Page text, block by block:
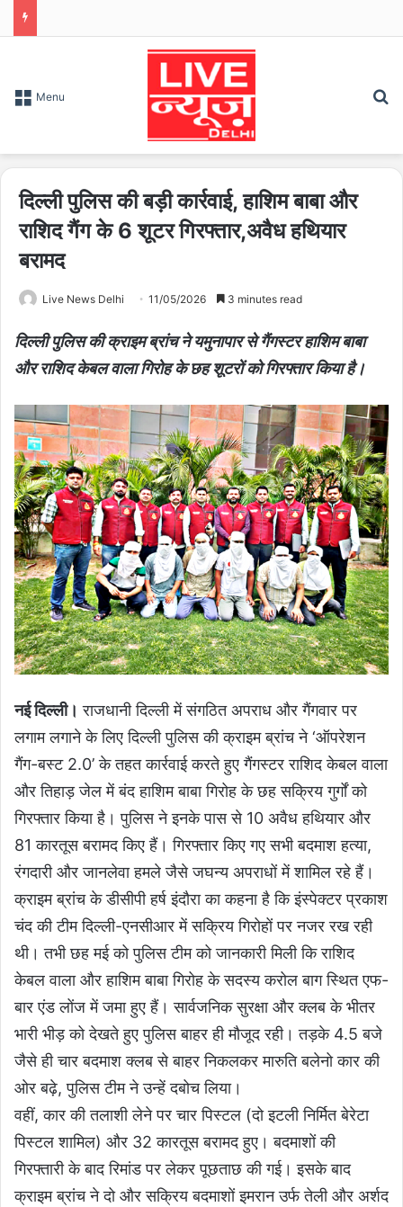
Menu
दिल्ली पुलिस की बड़ी कार्रवाई, हाशिम बाबा और
राशिद गैंग के 6 शूटर गिरफ्तार,अवैध हथियार
बरामद
Live News Delhi 11/05/2026 3 minutes read
दिल्ली पुलिस की क्राइम ब्रांच ने यमुनापार से गैंगस्टर हाशिम बाबा
और राशिद केबल वाला गिरोह के छह शूटरों को गिरफ्तार किया है।
नई दिल्ली। राजधानी दिल्ली में संगठित अपराध और गैंगवार पर
लगाम लगाने के लिए दिल्ली पुलिस की क्राइम ब्रांच ने ‘ऑपरेशन
गैंग-बस्ट 2.0’ के तहत कार्रवाई करते हुए गैंगस्टर राशिद केबल वाला
और तिहाड़ जेल में बंद हाशिम बाबा गिरोह के छह सक्रिय गुर्गों को
गिरफ्तार किया है। पुलिस ने इनके पास से 10 अवैध हथियार और
81 कारतूस बरामद किए हैं। गिरफ्तार किए गए सभी बदमाश हत्या,
रंगदारी और जानलेवा हमले जैसे जघन्य अपराधों में शामिल रहे हैं।
क्राइम ब्रांच के डीसीपी हर्ष इंदौरा का कहना है कि इंस्पेक्टर प्रकाश
चंद की टीम दिल्ली-एनसीआर में सक्रिय गिरोहों पर नजर रख रही
थी। तभी छह मई को पुलिस टीम को जानकारी मिली कि राशिद
केबल वाला और हाशिम बाबा गिरोह के सदस्य करोल बाग स्थित एफ-
बार एंड लोंज में जमा हुए हैं। सार्वजनिक सुरक्षा और क्लब के भीतर
भारी भीड़ को देखते हुए पुलिस बाहर ही मौजूद रही। तड़के 4.5 बजे
जैसे ही चार बदमाश क्लब से बाहर निकलकर मारुति बलेनो कार की
ओर बढ़े, पुलिस टीम ने उन्हें दबोच लिया।
वहीं, कार की तलाशी लेने पर चार पिस्टल (दो इटली निर्मित बेरेटा
पिस्टल शामिल) और 32 कारतूस बरामद हुए। बदमाशों की
गिरफ्तारी के बाद रिमांड पर लेकर पूछताछ की गई। इसके बाद
क्राइम ब्रांच ने दो और सक्रिय बदमाशों इमरान उर्फ तेली और अर्शद